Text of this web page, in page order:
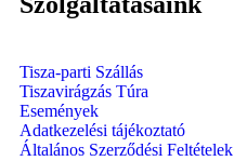
Tisza-parti Szállás
Tiszavirágzás Túra
Események
Adatkezelési tájékoztató
Általános Szerződési Feltételek